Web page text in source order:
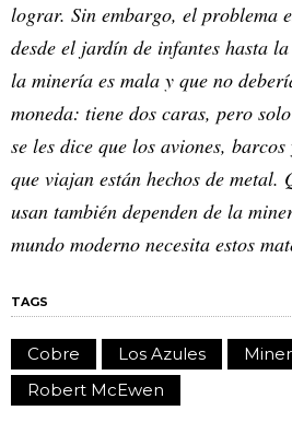
lograr. Sin embargo, el problema
desde el jardín de infantes hasta
la minería es mala y que no
moneda: tiene dos caras, pero
se les dice que los aviones,
que viajan están hechos de metal.
usan también dependen de la
mundo moderno necesita estos
TAGS
Cobre Los Azules
Robert McEwen